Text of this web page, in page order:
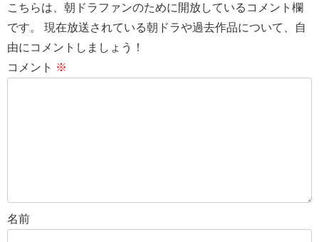
こちらは、朝ドラファンのために開放しているコメント欄
です。 現在放送されている朝ドラや過去作品について、自
由にコメントしましょう！
コメント ※
名前